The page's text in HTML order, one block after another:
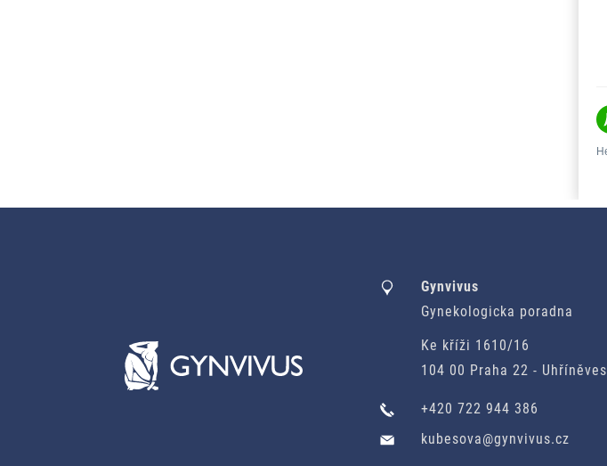
Gynvivus
Gynekologicka poradna
Ke kříži 1610/16
104 00 Praha 22 - Uhříněves
+420 722 944 386
kubesova@gynvivus.cz